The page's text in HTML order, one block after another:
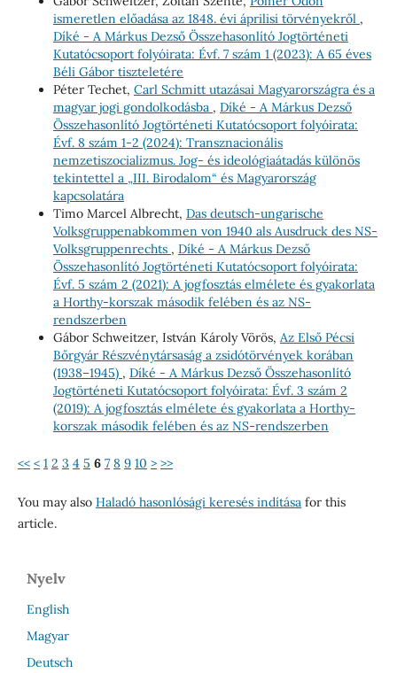
ismeretlen előadása az 1848. évi áprilisi törvényekről ,
Díké - A Márkus Dezső Összehasonlító Jogtörténeti
Kutatócsoport folyóirata: Évf. 7 szám 1 (2023): A 65 éves
Béli Gábor tiszteletére
Péter Techet, Carl Schmitt utazásai Magyarországra és a
magyar jogi gondolkodásba , Díké - A Márkus Dezső
Összehasonlító Jogtörténeti Kutatócsoport folyóirata:
Évf. 8 szám 1-2 (2024): Transznacionális
nemzetiszocializmus. Jog- és ideológiaátadás különös
tekintettel a „III. Birodalom“ és Magyarország
kapcsolatára
Timo Marcel Albrecht, Das deutsch-ungarische
Volksgruppenabkommen von 1940 als Ausdruck des NS-
Volksgruppenrechts , Díké - A Márkus Dezső
Összehasonlító Jogtörténeti Kutatócsoport folyóirata:
Évf. 5 szám 2 (2021): A jogfosztás elmélete és gyakorlata
a Horthy-korszak második felében és az NS-
rendszerben
Gábor Schweitzer, István Károly Vörös, Az Első Pécsi
Bőrgyár Részvénytársaság a zsidótörvények korában
(1938–1945) , Díké - A Márkus Dezső Összehasonlító
Jogtörténeti Kutatócsoport folyóirata: Évf. 3 szám 2
(2019): A jogfosztás elmélete és gyakorlata a Horthy-
korszak második felében és az NS-rendszerben
<< < 1 2 3 4 5 6 7 8 9 10 > >>
You may also Haladó hasonlósági keresés indításafor this
article.
Nyelv
English
Magyar
Deutsch